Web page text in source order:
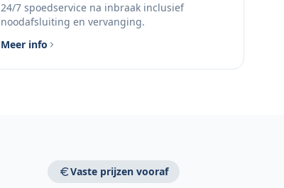
24/7 spoedservice na inbraak inclusief
noodafsluiting en vervanging.
Meer info
Vaste prijzen vooraf